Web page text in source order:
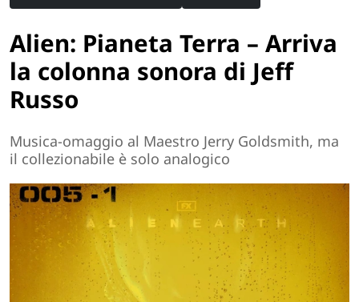
Alien: Pianeta Terra – Arriva
la colonna sonora di Jeff
Russo
Musica-omaggio al Maestro Jerry Goldsmith, ma
il collezionabile è solo analogico